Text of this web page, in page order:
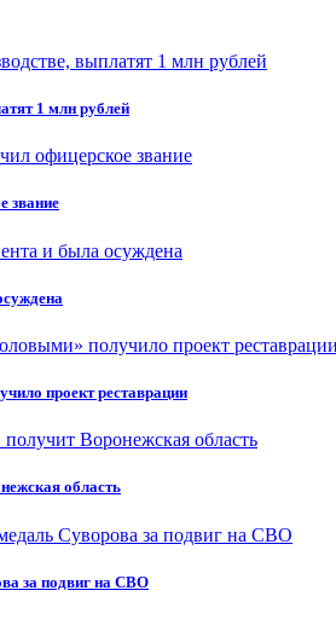
1 млн рублей
звание
проект реставрации
область
за подвиг на СВО